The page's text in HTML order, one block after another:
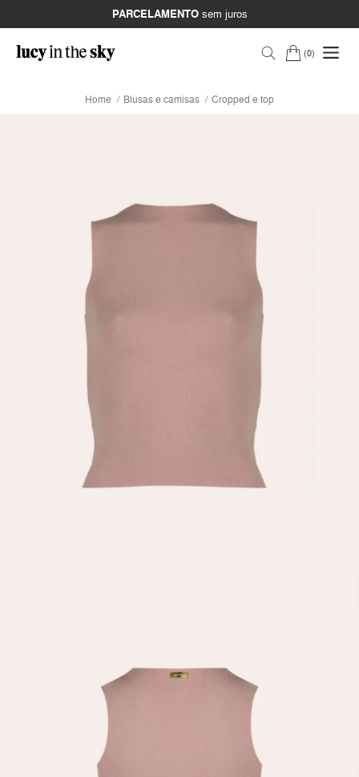
PARCELAMENTOsem juros
0
Home Blusas e camisas Cropped e top